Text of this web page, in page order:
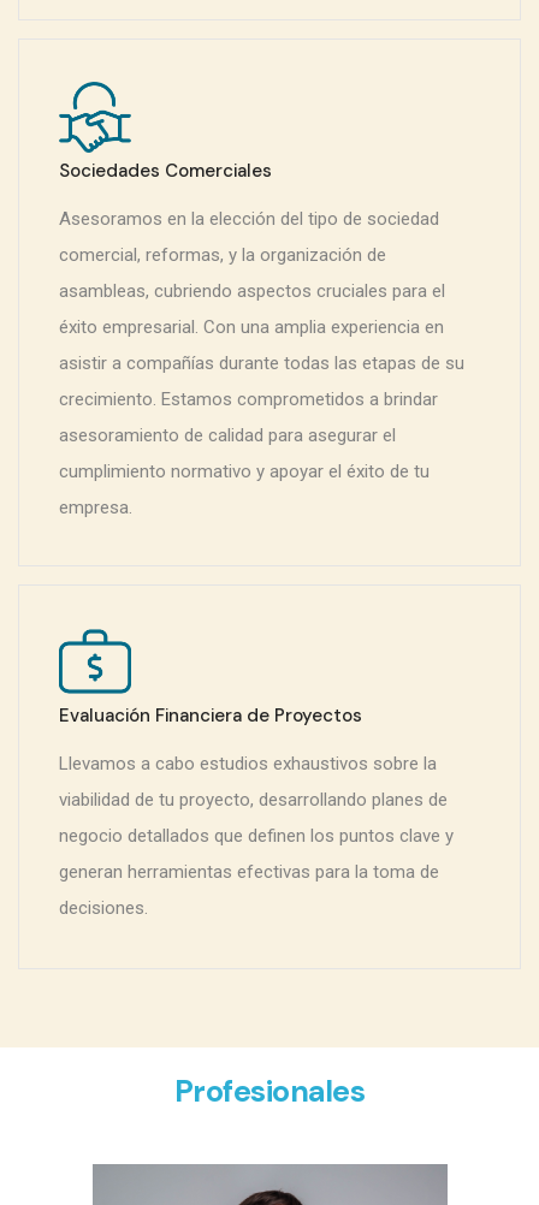
Sociedades Comerciales
Asesoramos en la elección del tipo de sociedad
comercial, reformas, y la organización de
asambleas, cubriendo aspectos cruciales para el
éxito empresarial. Con una amplia experiencia en
asistir a compañías durante todas las etapas de su
crecimiento. Estamos comprometidos a brindar
asesoramiento de calidad para asegurar el
cumplimiento normativo y apoyar el éxito de tu
empresa.
Evaluación Financiera de Proyectos
Llevamos a cabo estudios exhaustivos sobre la
viabilidad de tu proyecto, desarrollando planes de
negocio detallados que definen los puntos clave y
generan herramientas efectivas para la toma de
decisiones.
Profesionales